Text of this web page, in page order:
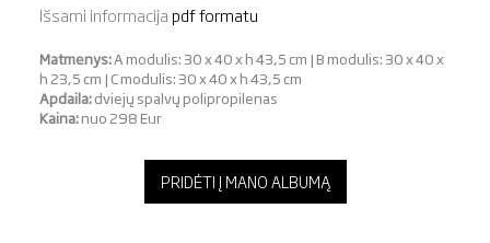
Išsami informacija pdf formatu
Matmenys:A modulis: 30 x 40 x h 43,5 cm | B modulis: 30 x 40 x
h 23,5 cm | C modulis: 30 x 40 x h 43,5 cm
Apdaila:dviejų spalvų polipropilenas
Kaina:nuo 298 Eur
PRIDĖTI Į MANO ALBUMĄ